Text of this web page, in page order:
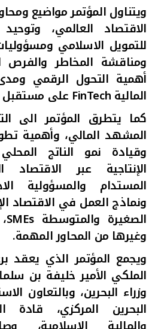
ويتناول المؤتمر مواضيع
الاقتصاد العالمي، وتوحيد
للتمويل الاسلامي
ومناقشة المخاطر والفرص
أهمية التحول الرقمي ومدى
المالية FinTech على مستقبل
كما يتطرق المؤتمر الى
المشهد المالي، وأهمية
وقيادة نمو الناتج
الإنتاجية عبر الاقتصاد
المستدام والمسؤولية
ونماذج العمل في الاقتصاد
الصغيرة والمتوسطةSMEs
وغيرها من المحاور المهمة.
ويجمع المؤتمر الذي يعقد
الملكي الأمير خليفة بن
وزراء البحرين، وبالتعاون
البحرين المركزي، قادة